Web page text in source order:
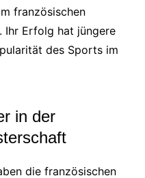
französischen
Ihr Erfolg hat jüngere
des Sports im
in der
die französischen